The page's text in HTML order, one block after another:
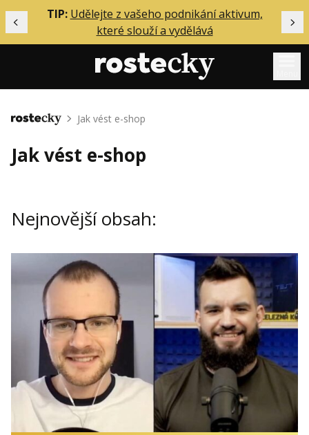
Předchozí
TIP: Udělejte z vašeho podnikání aktivum,
které slouží a vydělává
Mentoring
Solo
Inzerce
Přihlášení
Kontakt
Obchodní podmínky
Hledaná fráze Hledat
Domů Jak vést e-shop
Jak vést e-shop
Nejnovější obsah: